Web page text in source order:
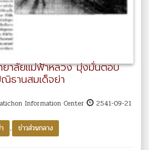
าลัยแม่ฟ้าหลวง มุ่งมั่นตอบ
ธานสมเด็จย่า
Information Center
2541-09-21
, ข่าวส่วนกลาง